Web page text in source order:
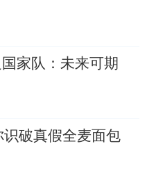
家队：未来可期
识破真假全麦面包